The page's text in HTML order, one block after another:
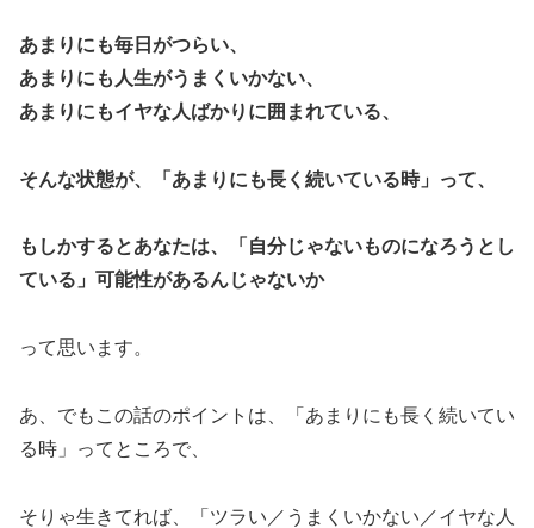
あまりにも毎日がつらい、
あまりにも人生がうまくいかない、
あまりにもイヤな人ばかりに囲まれている、
そんな状態が、「あまりにも長く続いている時」って、
もしかするとあなたは、「自分じゃないものになろうとし
ている」可能性があるんじゃないか
って思います。
あ、でもこの話のポイントは、「あまりにも長く続いてい
る時」ってところで、
そりゃ生きてれば、「ツラい／うまくいかない／イヤな人